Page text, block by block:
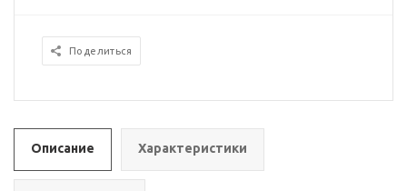
Поделиться
Описание Характеристики